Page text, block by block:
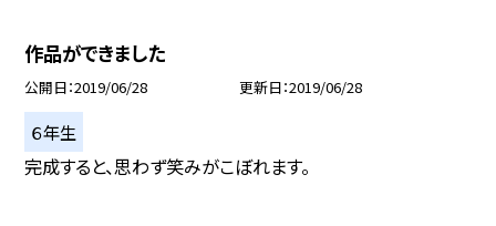
作品ができました
公開日 2019/06/28 更新日 2019/06/28
６年生
完成すると、思わず笑みがこぼれます。